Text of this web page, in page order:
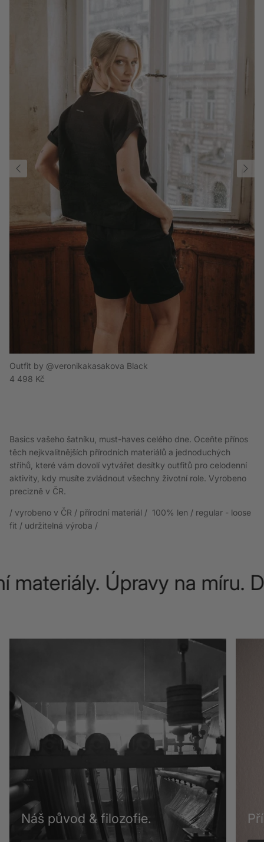
Outfit by @veronikakasakova Black
Běžná cena
4 498 Kč
Basics vašeho šatníku, must-haves celého dne. Oceňte přínos
těch nejkvalitnějších přírodních materiálů a jednoduchých
střihů, které vám dovolí vytvářet desítky outfitů pro celodenní
aktivity, kdy musíte zvládnout všechny životní role. Vyrobeno
precizně v ČR.
/ vyrobeno v ČR / přírodní materiál / 100% len / regular - loose
fit / udržitelná výroba /
Úpravy na míru.
Náš původ & filozofie.